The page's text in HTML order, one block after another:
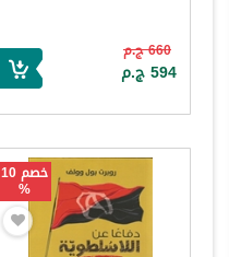
660 ج.م
594 ج.م
خصم 10
%